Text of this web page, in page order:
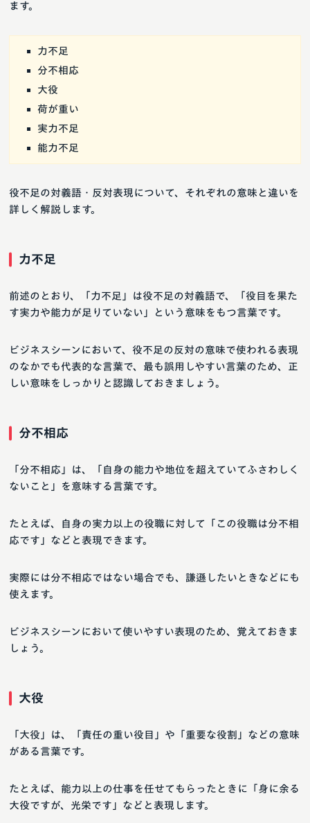
ます。
力不足
分不相応
大役
荷が重い
実力不足
能力不足
役不足の対義語・反対表現について、それぞれの意味と違いを
詳しく解説します。
力不足
前述のとおり、「力不足」は役不足の対義語で、「役目を果た
す実力や能力が足りていない」という意味をもつ言葉です。
ビジネスシーンにおいて、役不足の反対の意味で使われる表現
のなかでも代表的な言葉で、最も誤用しやすい言葉のため、正
しい意味をしっかりと認識しておきましょう。
分不相応
「分不相応」は、「自身の能力や地位を超えていてふさわしく
ないこと」を意味する言葉です。
たとえば、自身の実力以上の役職に対して「この役職は分不相
応です」などと表現できます。
実際には分不相応ではない場合でも、謙遜したいときなどにも
使えます。
ビジネスシーンにおいて使いやすい表現のため、覚えておきま
しょう。
大役
「大役」は、「責任の重い役目」や「重要な役割」などの意味
がある言葉です。
たとえば、能力以上の仕事を任せてもらったときに「身に余る
大役ですが、光栄です」などと表現します。